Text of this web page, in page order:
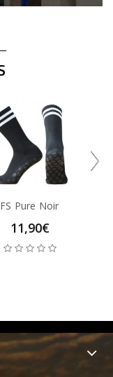
FS Pure Noir
11,90€